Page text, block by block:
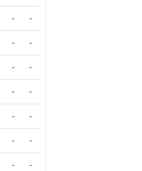
- -
- -
- -
- -
- -
- -
- -